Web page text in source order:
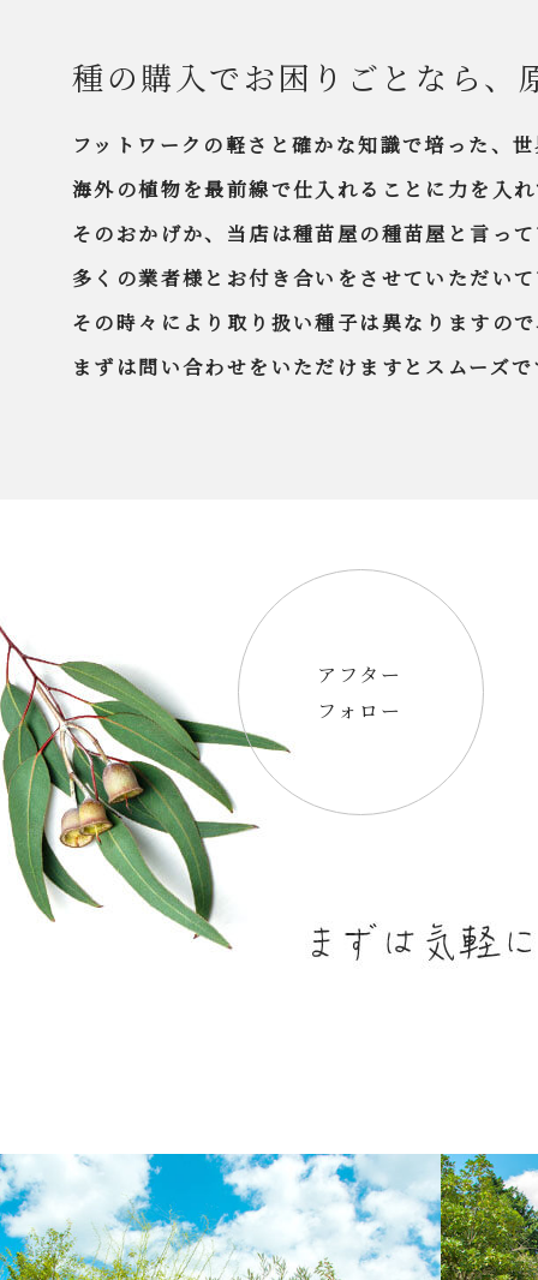
種の購入でお困りごとなら、
フットワークの軽さと確かな知識で培った、
海外の植物を最前線で仕入れることに力を入
そのおかげか、当店は種苗屋の種苗屋と言っ
多くの業者様とお付き合いをさせていただい
その時々により取り扱い種子は異なりますの
まずは問い合わせをいただけますとスムーズ
アフター
フォロー